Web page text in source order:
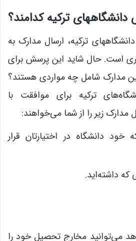
ترکیه کدامند؟
ترکیه،‌ ارسال مدارک به
است. حال شاید این پرسش برای
مدارک شامل چه مواردی هستند؟
ترکیه برای موافقت با
زیر را از شما می‌خواهند:
خود دانشگاه در اختیارتان قرار
که داشته‌اید.
می‌توانید مخارج تحصیل خود را